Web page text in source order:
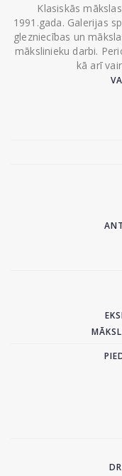
Klasiskās
1991.gada. Galerijas
glezniecības un
mākslinieku darbi.
kā arī